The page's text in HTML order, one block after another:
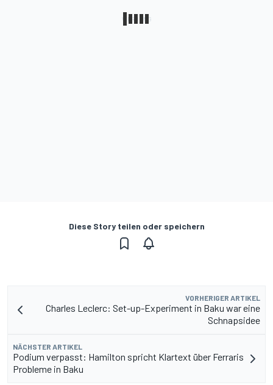
Diese Story teilen oder speichern
VORHERIGER ARTIKEL
Charles Leclerc: Set-up-Experiment in Baku war eine
Schnapsidee
NÄCHSTER ARTIKEL
Podium verpasst: Hamilton spricht Klartext über Ferraris
Probleme in Baku